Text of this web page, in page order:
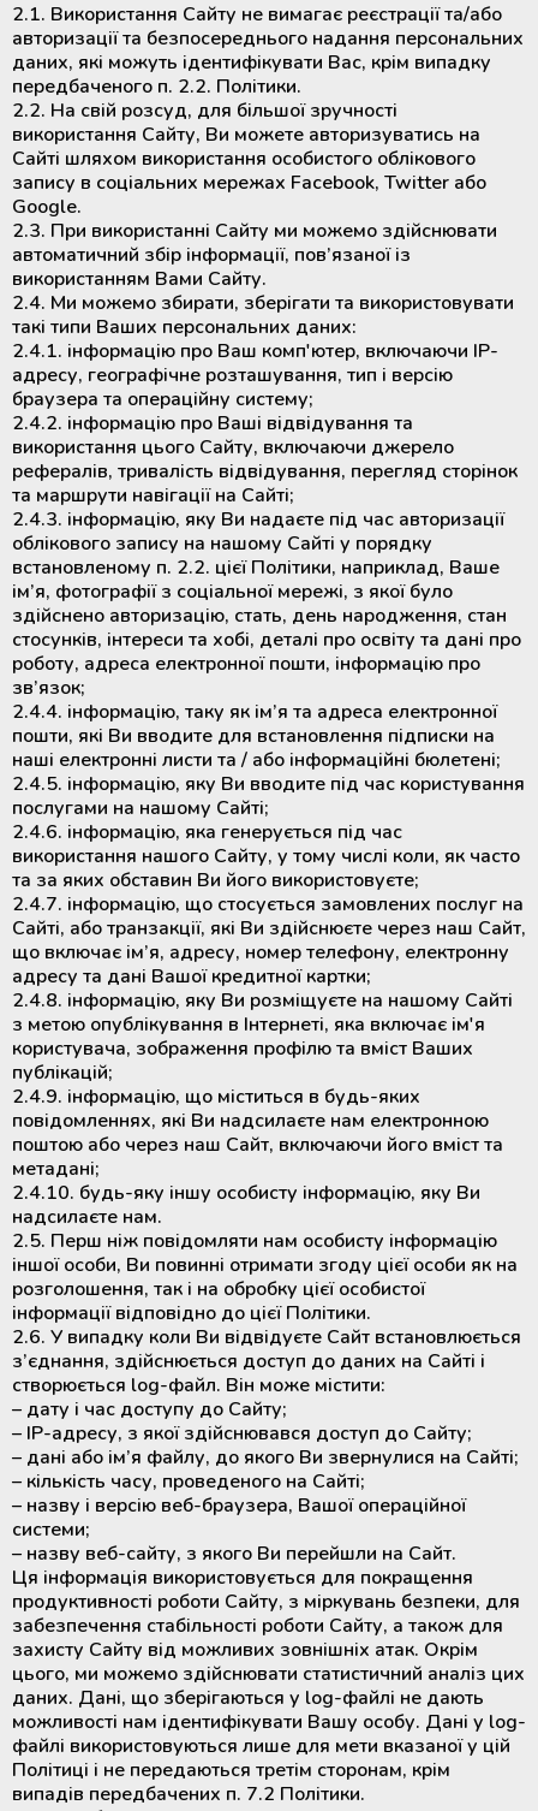
Аппараты для донорского и
терапевтического плазмафереза
Аппараты для автоматического
взятия крови
Аппараты для облучения крови
Мобильный пункт забора крови
(Донорский автобус)
2.1. Використання Сайту не вимагає реєстрації та/або
авторизації та безпосереднього надання персональних
даних, які можуть ідентифікувати Вас, крім випадку
передбаченого п. 2.2. Політики.
2.2. На свій розсуд, для більшої зручності
використання Сайту, Ви можете авторизуватись на
Сайті шляхом використання особистого облікового
запису в соціальних мережах Facebook, Twitter або
Google.
2.3. При використанні Сайту ми можемо здійснювати
автоматичний збір інформації, пов’язаної із
використанням Вами Сайту.
2.4. Ми можемо збирати, зберігати та використовувати
такі типи Ваших персональних даних:
2.4.1. інформацію про Ваш комп'ютер, включаючи IP-
адресу, географічне розташування, тип і версію
браузера та операційну систему;
2.4.2. інформацію про Ваші відвідування та
використання цього Сайту, включаючи джерело
рефералів, тривалість відвідування, перегляд сторінок
та маршрути навігації на Сайті;
2.4.3. інформацію, яку Ви надаєте під час авторизації
облікового запису на нашому Сайті у порядку
встановленому п. 2.2. цієї Політики, наприклад, Ваше
ім’я, фотографії з соціальної мережі, з якої було
здійснено авторизацію, стать, день народження, стан
стосунків, інтереси та хобі, деталі про освіту та дані про
роботу, адреса електронної пошти, інформацію про
зв’язок;
2.4.4. інформацію, таку як ім’я та адреса електронної
пошти, які Ви вводите для встановлення підписки на
наші електронні листи та / або інформаційні бюлетені;
2.4.5. інформацію, яку Ви вводите під час користування
послугами на нашому Сайті;
2.4.6. інформацію, яка генерується під час
використання нашого Сайту, у тому числі коли, як часто
та за яких обставин Ви його використовуєте;
2.4.7. інформацію, що стосується замовлених послуг на
Сайті, або транзакції, які Ви здійснюєте через наш Сайт,
що включає ім’я, адресу, номер телефону, електронну
адресу та дані Вашої кредитної картки;
2.4.8. інформацію, яку Ви розміщуєте на нашому Сайті
з метою опублікування в Інтернеті, яка включає ім'я
користувача, зображення профілю та вміст Ваших
публікацій;
2.4.9. інформацію, що міститься в будь-яких
повідомленнях, які Ви надсилаєте нам електронною
поштою або через наш Сайт, включаючи його вміст та
метадані;
2.4.10. будь-яку іншу особисту інформацію, яку Ви
надсилаєте нам.
2.5. Перш ніж повідомляти нам особисту інформацію
іншої особи, Ви повинні отримати згоду цієї особи як на
розголошення, так і на обробку цієї особистої
інформації відповідно до цієї Політики.
2.6. У випадку коли Ви відвідуєте Сайт встановлюється
з’єднання, здійснюється доступ до даних на Сайті і
створюється log-файл. Він може містити:
– дату і час доступу до Сайту;
– IP-адресу, з якої здійснювався доступ до Сайту;
– дані або ім’я файлу, до якого Ви звернулися на Сайті;
– кількість часу, проведеного на Сайті;
– назву і версію веб-браузера, Вашої операційної
системи;
– назву веб-сайту, з якого Ви перейшли на Сайт.
Ця інформація використовується для покращення
продуктивності роботи Сайту, з міркувань безпеки, для
забезпечення стабільності роботи Сайту, а також для
захисту Сайту від можливих зовнішніх атак. Окрім
цього, ми можемо здійснювати статистичний аналіз цих
даних. Дані, що зберігаються у log-файлі не дають
можливості нам ідентифікувати Вашу особу. Дані у log-
файлі використовуються лише для мети вказаної у цій
Політиці і не передаються третім сторонам, крім
випадів передбачених п. 7.2 Політики.